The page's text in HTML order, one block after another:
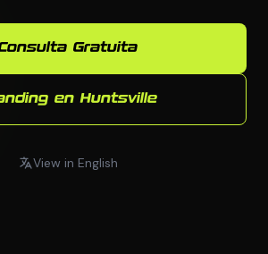
Gratuita
en Huntsville
View in English